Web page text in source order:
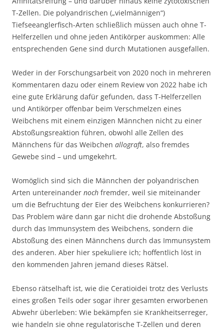
T-Zellen. Die polyandrischen („vielmännigen“)
Tiefseeanglerfisch-Arten schließlich müssen auch ohne T-
Helferzellen und ohne jeden Antikörper auskommen: Alle
entsprechenden Gene sind durch Mutationen ausgefallen.
Weder in der Forschungsarbeit von 2020 noch in mehreren
Kommentaren dazu oder einem Review von 2022 habe ich
eine gute Erklärung dafür gefunden, dass T-Helferzellen
und Antikörper offenbar beim Verschmelzen eines
Weibchens mit einem einzigen Männchen nicht zu einer
Abstoßungsreaktion führen, obwohl alle Zellen des
Männchens für das Weibchen allograft, also fremdes
Gewebe sind – und umgekehrt.
Womöglich sind sich die Männchen der polyandrischen
Arten untereinander noch fremder, weil sie miteinander
um die Befruchtung der Eier des Weibchens konkurrieren?
Das Problem wäre dann gar nicht die drohende Abstoßung
durch das Immunsystem des Weibchens, sondern die
Abstoßung des einen Männchens durch das Immunsystem
des anderen. Aber hier spekuliere ich; hoffentlich löst in
den kommenden Jahren jemand dieses Rätsel.
Ebenso rätselhaft ist, wie die Ceratioidei trotz des Verlusts
eines großen Teils oder sogar ihrer gesamten erworbenen
Abwehr überleben: Wie bekämpfen sie Krankheitserreger,
wie handeln sie ohne regulatorische T-Zellen und deren